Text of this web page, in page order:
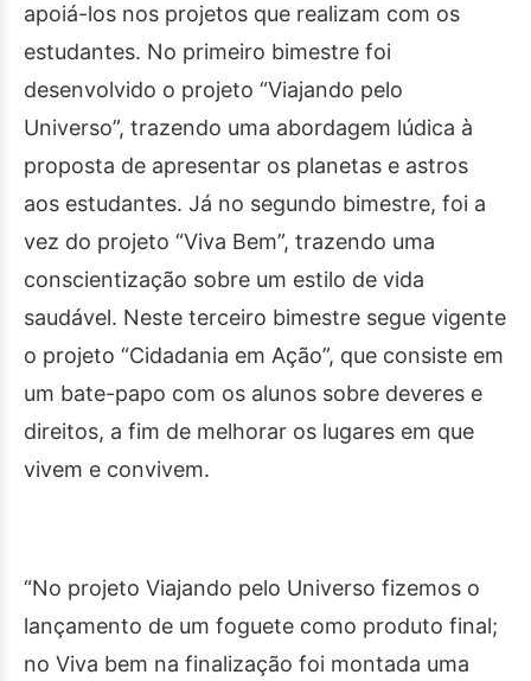
apoiá-los nos projetos que realizam com os
estudantes. No primeiro bimestre foi
desenvolvido o projeto “Viajando pelo
Universo”, trazendo uma abordagem lúdica à
proposta de apresentar os planetas e astros
aos estudantes. Já no segundo bimestre, foi a
vez do projeto “Viva Bem”, trazendo uma
conscientização sobre um estilo de vida
saudável. Neste terceiro bimestre segue vigente
o projeto “Cidadania em Ação”, que consiste em
um bate-papo com os alunos sobre deveres e
direitos, a fim de melhorar os lugares em que
vivem e convivem.
“No projeto Viajando pelo Universo fizemos o
lançamento de um foguete como produto final;
no Viva bem na finalização foi montada uma